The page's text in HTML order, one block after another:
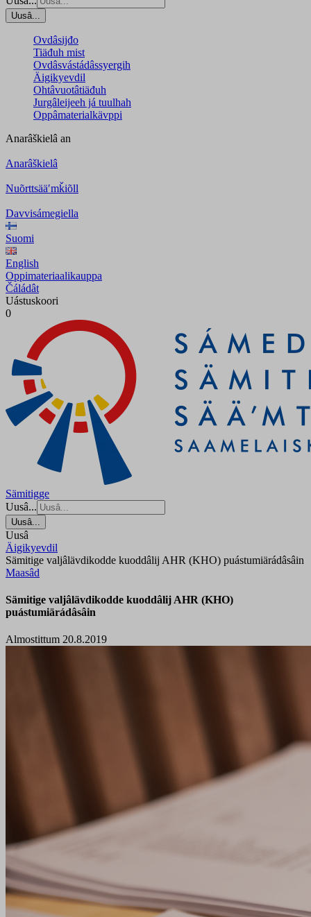
Uusâ...
Ovdâsijđo
Tiäđuh mist
Ovdâsvástádâssyergih
Äigikyevdil
Ohtâvuotâtiäđuh
Jurgâleijeeh já tuulhah
Oppâmaterialkävppi
Anarâškielâ an
Anarâškielâ
Nuõrttsääʹmǩiõll
Davvisámegiella
Suomi
English
Oppimateriaalikauppa
Čáládât
Uástuskoori
0
Sämitigge
Uusâ...
Uusâ...
Uusâ
Äigikyevdil
Sämitige valjâlävdikodde kuoddâlij AHR (KHO) puástumiärádâsâin
Maasâd
Sämitige valjâlävdikodde kuoddâlij AHR (KHO)
puástumiärádâsâin
Almostittum 20.8.2019